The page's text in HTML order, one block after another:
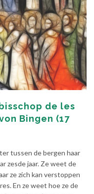
de les
Bingen (17
tussen de bergen haar
zesde jaar. Ze weet de
ze zich kan verstoppen
En ze weet hoe ze de